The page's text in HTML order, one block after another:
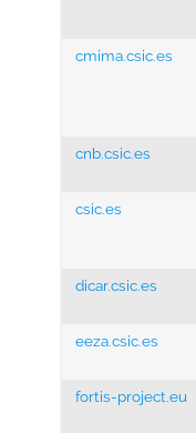
cmima.csic.es
cnb.csic.es
csic.es
dicar.csic.es
eeza.csic.es
fortis-project.eu